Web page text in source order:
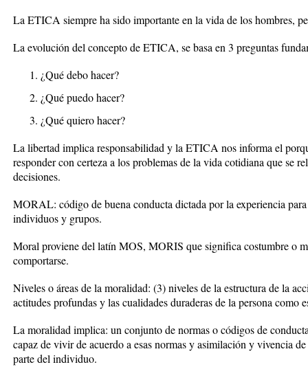
La ETICA siempre ha sido importante en la vida de los hombres,
La evolución del concepto de ETICA, se basa en 3 preguntas
¿Qué debo hacer?
¿Qué puedo hacer?
¿Qué quiero hacer?
La libertad implica responsabilidad y la ETICA nos informa el
responder con certeza a los problemas de la vida cotidiana que se
decisiones.
MORAL: código de buena conducta dictada por la experiencia
individuos y grupos.
Moral proviene del latín MOS, MORIS que significa costumbre o
comportarse.
Niveles o áreas de la moralidad: (3) niveles de la estructura de la
actitudes profundas y las cualidades duraderas de la persona como
La moralidad implica: un conjunto de normas o códigos de
capaz de vivir de acuerdo a esas normas y asimilación y vivencia
parte del individuo.